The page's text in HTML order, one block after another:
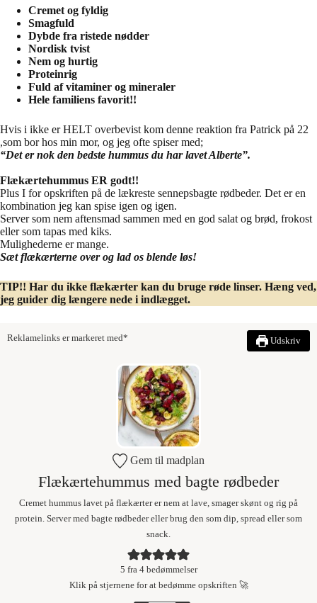
Cremet og fyldig
Smagfuld
Dybde fra ristede nødder
Nordisk tvist
Nem og hurtig
Proteinrig
Fuld af vitaminer og mineraler
Hele familiens favorit!!
Hvis i ikke er HELT overbevist kom denne reaktion fra Patrick på 22
,som bor hos min mor, og jeg ofte spiser med;
“Det er nok den bedste hummus du har lavet Alberte”.
Flækærtehummus ER godt!!
Plus I for opskriften på de lækreste sennepsbagte rødbeder. Det er en
kombination jeg kan spise igen og igen.
Server som nem aftensmad sammen med en god salat og brød, frokost
eller som tapas med kiks.
Mulighederne er mange.
Sæt flækærterne over og lad os blende løs!
TIP!! Har du ikke flækærter kan du bruge røde linser. Hæng ved,
jeg guider dig længere nede i indlægget.
Reklamelinks er markeret med* Udskriv
Gem til madplan
Flækærtehummus med bagte rødbeder
Cremet hummus lavet på flækærter er nem at lave, smager skønt og rig på
protein. Server med bagte rødbeder eller brug den som dip, spread eller som
snack.
5 fra 4bedømmelser
Klik på stjernene for at bedømme opskriften 🚀